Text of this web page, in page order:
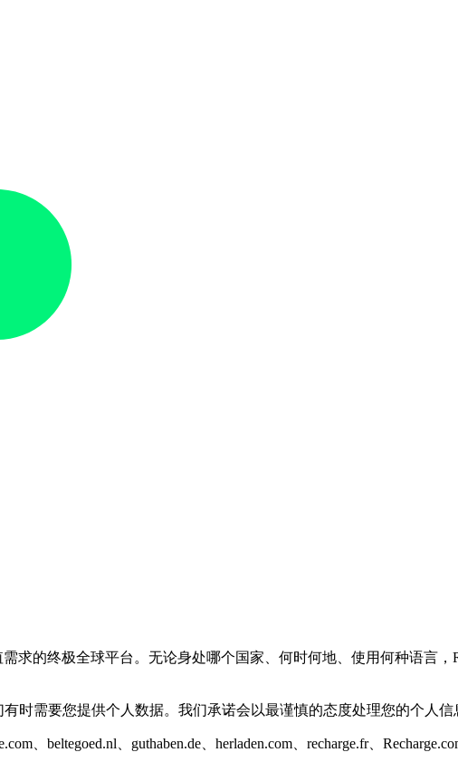
需求的终极全球平台。无论身处哪个国家、何时何地、使用何种语言
时需要您提供个人数据。我们承诺会以最谨慎的态度处理您的个人信
、beltegoed.nl、guthaben.de、herladen.com、recharge.fr、